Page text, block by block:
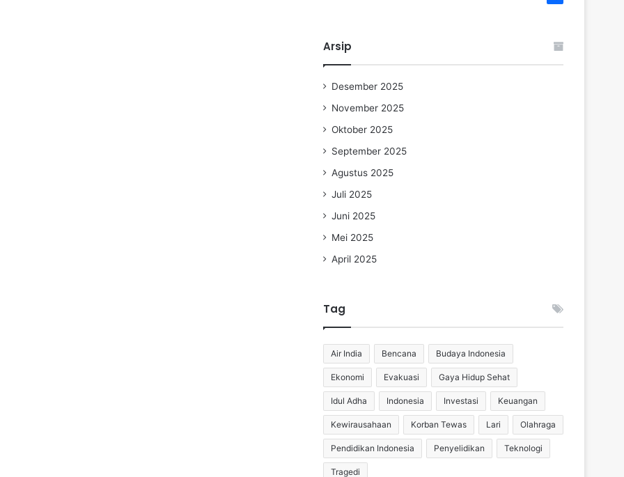
Arsip
Desember 2025
November 2025
Oktober 2025
September 2025
Agustus 2025
Juli 2025
Juni 2025
Mei 2025
April 2025
Tag
Air India Bencana Budaya Indonesia
Ekonomi Evakuasi Gaya Hidup Sehat
Idul Adha Indonesia Investasi Keuangan
Kewirausahaan Korban Tewas Lari Olahraga
Pendidikan Indonesia Penyelidikan Teknologi
Tragedi